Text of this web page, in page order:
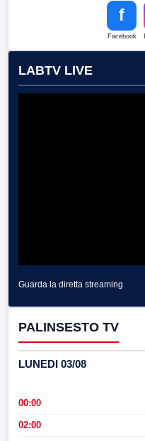
f
Facebook
LABTV LIVE
Guarda la diretta streaming
PALINSESTO TV
LUNEDI 03/08
00:00
02:00